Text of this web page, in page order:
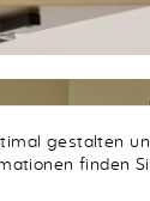
gestalten
finden